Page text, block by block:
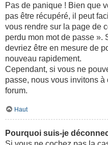
Pas de panique ! Bien que
pas être récupéré, il peut
vous rendre sur la page de
perdu mon mot de passe ».
devriez être en mesure de
nouveau rapidement.
Cependant, si vous ne
passe, nous vous invitons
forum.
Haut
Pourquoi suis-je